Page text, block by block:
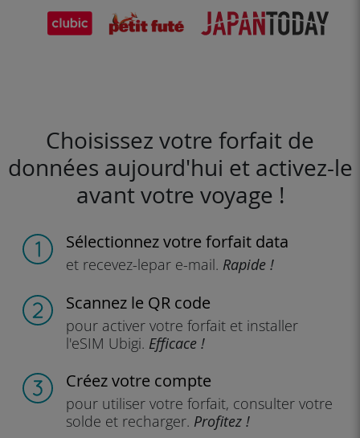
Choisissez votre forfait de
données aujourd'hui et activez-le
avant votre voyage !
Sélectionnez votre forfait data
et recevez-lepar e-mail. Rapide !
Scannez le QR code
pour activer votre forfait et installer
l'eSIM Ubigi. Efficace !
Créez votre compte
pour utiliser votre forfait, consulter votre
solde et recharger. Profitez !